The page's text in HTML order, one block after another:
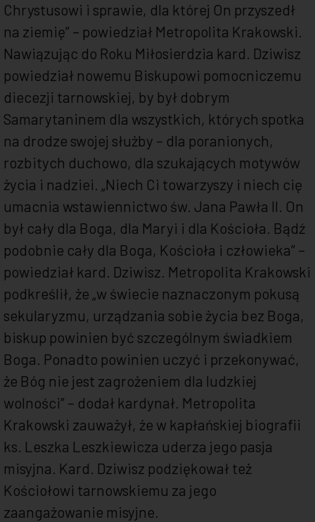
Chrystusowi i sprawie, dla której On przyszedł
na ziemię” – powiedział Metropolita Krakowski.
Nawiązując do Roku Miłosierdzia kard. Dziwisz
powiedział nowemu Biskupowi pomocniczemu
diecezji tarnowskiej, by był dobrym
Samarytaninem dla wszystkich, których spotka
na drodze swojej służby – dla poranionych,
rozbitych duchowo, dla szukających motywów
życia i nadziei. „Niech Ci towarzyszy i niech cię
umacnia wstawiennictwo św. Jana Pawła II. On
był cały dla Boga, dla Maryi i dla Kościoła. Bądź
podobnie cały dla Boga, Kościoła i człowieka” –
powiedział kard. Dziwisz. Metropolita Krakowski
podkreślił, że „w świecie naznaczonym pokusą
sekularyzmu, urządzania sobie życia bez Boga,
biskup powinien być szczególnym świadkiem
Boga. Ponadto powinien uczyć i przekonywać,
że Bóg nie jest zagrożeniem dla ludzkiej
wolności” – dodał kardynał. Metropolita
Krakowski zauważył, że w kapłańskiej biografii
ks. Leszka Leszkiewicza uderza jego pasja
misyjna. Kard. Dziwisz podziękował też
Kościołowi tarnowskiemu za jego
zaangażowanie misyjne.